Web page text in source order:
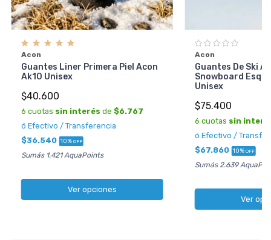
Acon
Guantes Liner Primera Piel Acon
Ak10 Unisex
$40.600
6 cuotas sin interés de $6.767
ó Efectivo / Transferencia
$36.540 10% OFF
Sumás 1.421 AquaPoints
Ver opciones
Acon
Guantes De Ski
Snowboard
Unisex
$75.400
6 cuotas sin
ó Efectivo /
$67.860 10% OFF
Sumás 2.639
Ver